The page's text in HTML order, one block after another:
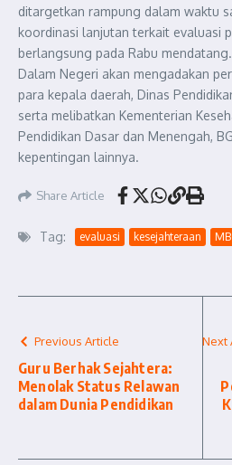
ditargetkan rampung dalam waktu
koordinasi lanjutan terkait evaluasi
berlangsung pada Rabu
Dalam Negeri akan mengadakan
para kepala daerah, Dinas
serta melibatkan Kementerian
Pendidikan Dasar dan Menengah,
kepentingan lainnya.
Share Article
Tag: evaluasi kesejahteraan
Previous Article
Guru Berhak Sejahtera:
Menolak Status Relawan
dalam Dunia Pendidikan
Next